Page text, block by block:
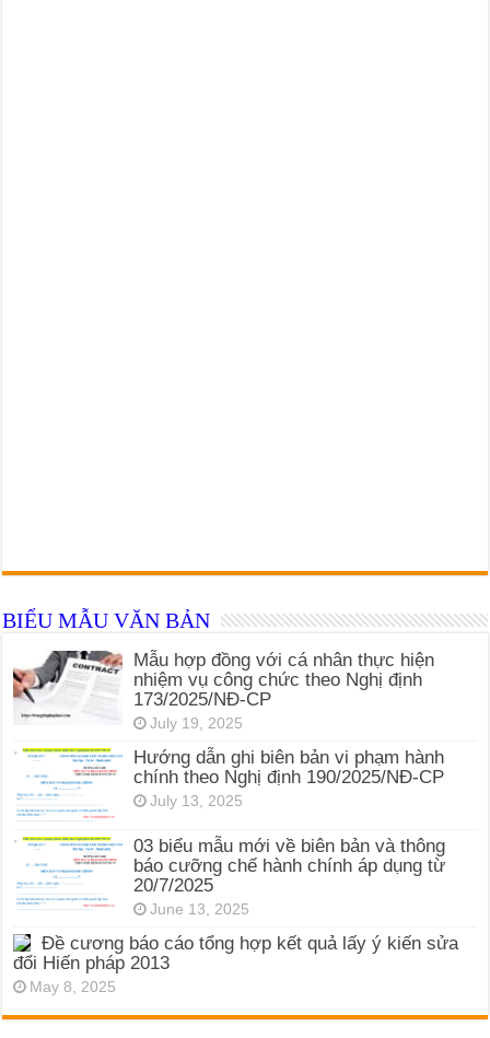
BIỂU MẪU VĂN BẢN
Mẫu hợp đồng với cá nhân thực hiện
nhiệm vụ công chức theo Nghị định
173/2025/NĐ-CP
July 19, 2025
Hướng dẫn ghi biên bản vi phạm hành
chính theo Nghị định 190/2025/NĐ-CP
July 13, 2025
03 biểu mẫu mới về biên bản và thông
báo cưỡng chế hành chính áp dụng từ
20/7/2025
June 13, 2025
Đề cương báo cáo tổng hợp kết quả lấy ý kiến sửa
đổi Hiến pháp 2013
May 8, 2025